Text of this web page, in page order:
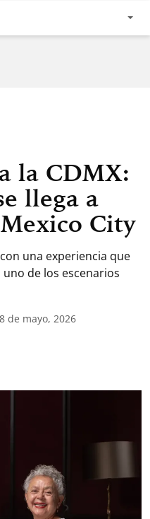
la CDMX:
llega a
City
una experiencia que
de los escenarios
de mayo, 2026